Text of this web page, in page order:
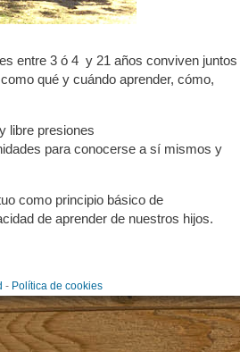
entre 3 ó 4 y 21 años conviven juntos
qué y cuándo aprender, cómo,
libre presiones
para conocerse a sí mismos y
como principio básico de
de aprender de nuestros hijos.
- Política de cookies